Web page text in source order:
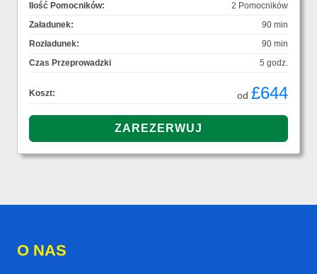
Ilość Pomocników:
2 Pomocników
Załadunek:
90 min
Rozładunek:
90 min
Czas Przeprowadzki
5 godz.
Koszt: od £644
O NAS